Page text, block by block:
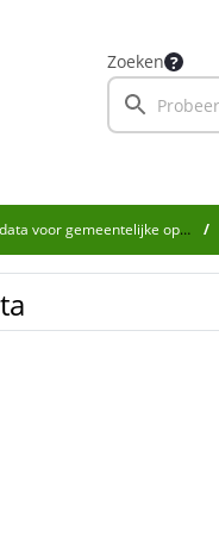
Zoeken
voor gemeentelijke opgaven